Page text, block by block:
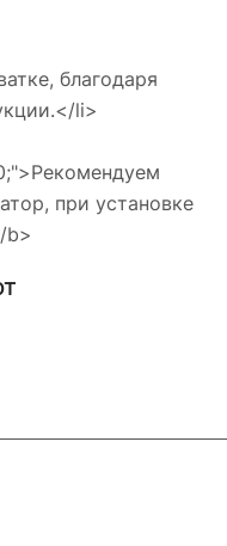
благодаря
li>
при установке
b>